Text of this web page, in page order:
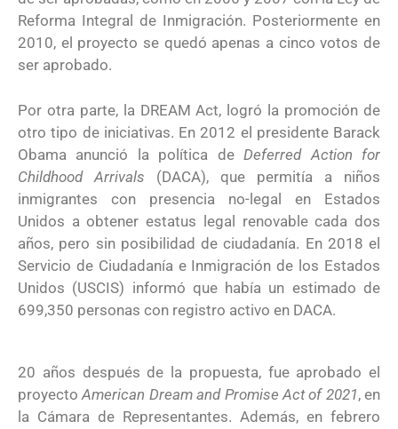
Reforma Integral de Inmigración. Posteriormente en
2010, el proyecto se quedó apenas a cinco votos de
ser aprobado.
Por otra parte, la DREAM Act, logró la promoción de
otro tipo de iniciativas. En 2012 el presidente Barack
Obama anunció la política deDeferred Action for
Childhood Arrivals (DACA), que permitía a niños
inmigrantes con presencia no-legal en Estados
Unidos a obtener estatus legal renovable cada dos
años, pero sin posibilidad de ciudadanía. En 2018 el
Servicio de Ciudadanía e Inmigración de los Estados
Unidos (USCIS) informó que había un estimado de
699,350 personas con registro activo en DACA.
20 años después de la propuesta, fue aprobado el
proyectoAmerican Dream and Promise Act of 2021, en
la Cámara de Representantes. Además, en febrero